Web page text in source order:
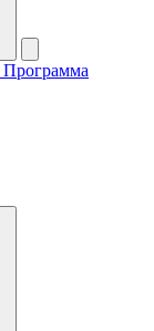
Программа